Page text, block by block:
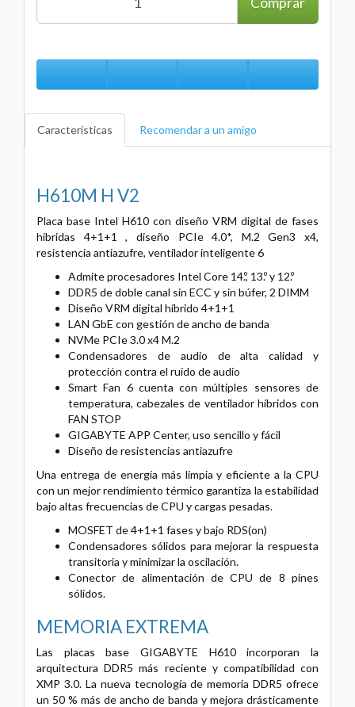
Características Recomendar a un amigo
H610M H V2
Placa base Intel H610 con diseño VRM digital de fases
híbridas 4+1+1 , diseño PCIe 4.0*, M.2 Gen3 x4,
resistencia antiazufre, ventilador inteligente 6
Admite procesadores Intel Core 14.º, 13.º y 12.º
DDR5 de doble canal sin ECC y sin búfer, 2 DIMM
Diseño VRM digital híbrido 4+1+1
LAN GbE con gestión de ancho de banda
NVMe PCIe 3.0 x4 M.2
Condensadores de audio de alta calidad y
protección contra el ruido de audio
Smart Fan 6 cuenta con múltiples sensores de
temperatura, cabezales de ventilador híbridos con
FAN STOP
GIGABYTE APP Center, uso sencillo y fácil
Diseño de resistencias antiazufre
Una entrega de energía más limpia y eficiente a la CPU
con un mejor rendimiento térmico garantiza la estabilidad
bajo altas frecuencias de CPU y cargas pesadas.
MOSFET de 4+1+1 fases y bajo RDS(on)
Condensadores sólidos para mejorar la respuesta
transitoria y minimizar la oscilación.
Conector de alimentación de CPU de 8 pines
sólidos.
MEMORIA EXTREMA
Las placas base GIGABYTE H610 incorporan la
arquitectura DDR5 más reciente y compatibilidad con
XMP 3.0. La nueva tecnología de memoria DDR5 ofrece
un 50 % más de ancho de banda y mejora drásticamente